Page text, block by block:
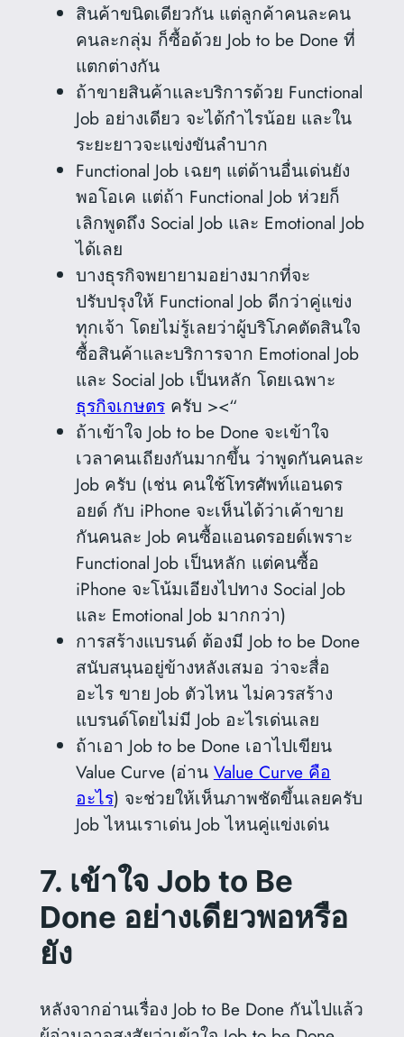
สินค้าขนิดเดียวกัน แต่ลูกค้าคนละคน
คนละกลุ่ม ก็ซื้อด้วย Job to be Done ที่
แตกต่างกัน
ถ้าขายสินค้าและบริการด้วย Functional
Job อย่างเดียว จะได้กำไรน้อย และใน
ระยะยาวจะแข่งขันลำบาก
Functional Job เฉยๆ แต่ด้านอื่นเด่นยัง
พอโอเค แต่ถ้า Functional Job ห่วยก็
เลิกพูดถึง Social Job และ Emotional Job
ได้เลย
บางธุรกิจพยายามอย่างมากที่จะ
ปรับปรุงให้ Functional Job ดีกว่าคู่แข่ง
ทุกเจ้า โดยไม่รู้เลยว่าผู้บริโภคตัดสินใจ
ซื้อสินค้าและบริการจาก Emotional Job
และ Social Job เป็นหลัก โดยเฉพาะ
ธุรกิจเกษตรครับ ><“
ถ้าเข้าใจ Job to be Done จะเข้าใจ
เวลาคนเถียงกันมากขึ้น ว่าพูดกันคนละ
Job ครับ (เช่น คนใช้โทรศัพท์แอนดร
อยด์ กับ iPhone จะเห็นได้ว่าเค้าขาย
กันคนละ Job คนซื้อแอนดรอยด์เพราะ
Functional Job เป็นหลัก แต่คนซื้อ
iPhone จะโน้มเอียงไปทาง Social Job
และ Emotional Job มากกว่า)
การสร้างแบรนด์ ต้องมี Job to be Done
สนับสนุนอยู่ข้างหลังเสมอ ว่าจะสื่อ
อะไร ขาย Job ตัวไหน ไม่ควรสร้าง
แบรนด์โดยไม่มี Job อะไรเด่นเลย
ถ้าเอา Job to be Done เอาไปเขียน
Value Curve (อ่าน Value Curve คือ
อะไร) จะช่วยให้เห็นภาพชัดขึ้นเลยครับ
Job ไหนเราเด่น Job ไหนคู่แข่งเด่น
7. เข้าใจ Job to Be
Done อย่างเดียวพอหรือ
ยัง
หลังจากอ่านเรื่อง Job to Be Done กันไปแล้ว